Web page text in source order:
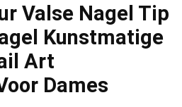
Valse Nagel Tip
Kunstmatige
Art
Dames